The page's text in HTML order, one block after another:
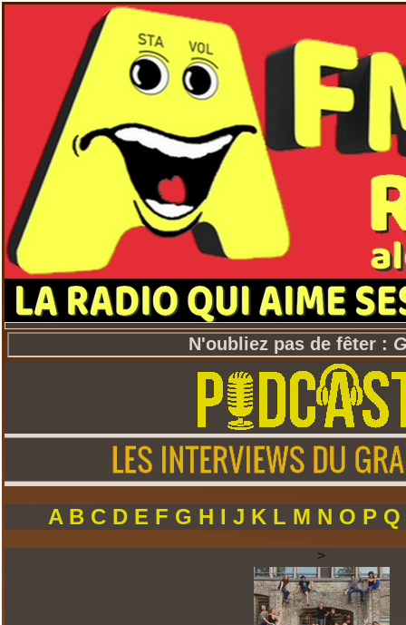
A B C D E F G H IJ K L M N O P
>